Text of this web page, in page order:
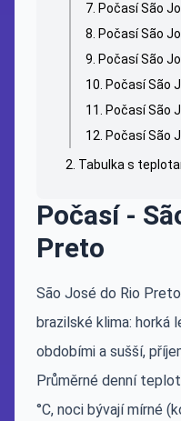
Počasí São
Počasí São
Počasí São
Počasí São
Počasí São
Počasí São
Tabulka s
Počasí -
Preto
São José do Rio
brazilské klima: horká
obdobími a sušší,
Průměrné denní
°C, noci bývají mírné